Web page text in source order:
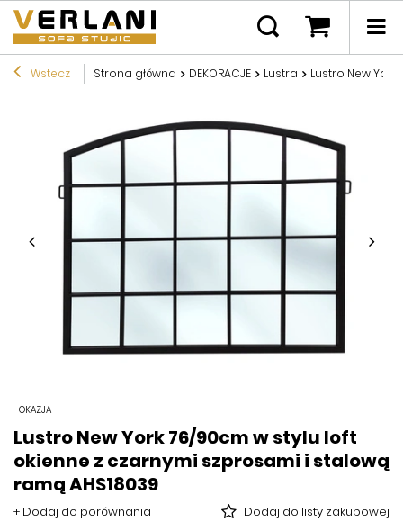
Wstecz Strona główna DEKORACJE Lustra Lustro New
OKAZJA
Lustro New York 76/90cm w stylu loft
okienne z czarnymi szprosami i stalową
ramą AHS18039
+ Dodaj do porównania Dodaj do listy zakupowej